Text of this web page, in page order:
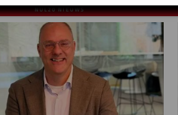
NUL20 NIEUWS